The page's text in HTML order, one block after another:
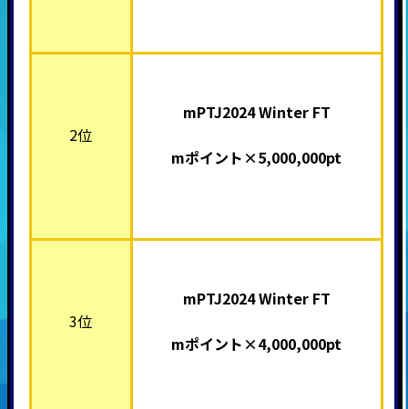
2位
mPTJ2024 Winter FT
mポイント×5,000,000pt
3位
mPTJ2024 Winter FT
mポイント×4,000,000pt